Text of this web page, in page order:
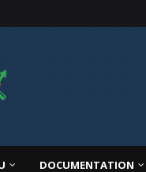
DOCUMENTATION